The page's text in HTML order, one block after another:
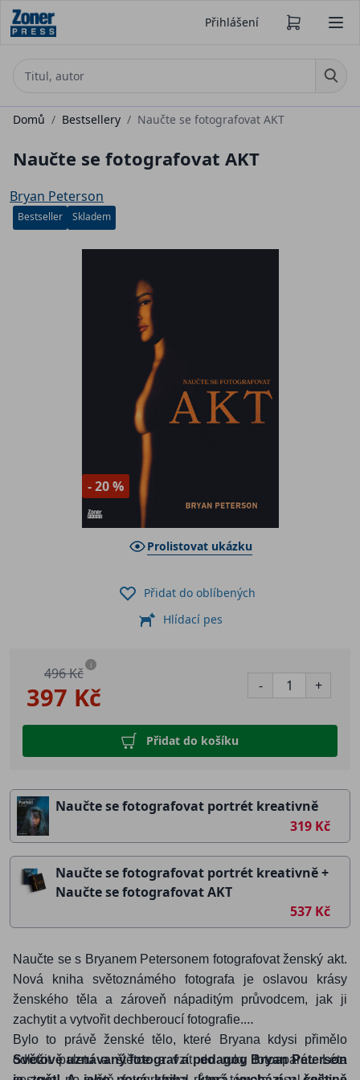
Přihlášení
Domů / Bestsellery / Naučte se fotografovat AKT
Naučte se fotografovat AKT
Bryan Peterson
Bestseller Skladem
- 20 %
Prolistovat ukázku
397 Kč
496 Kč i
- +
Přidat do košíku
Přidat do oblíbených
Hlídací pes
Naučte se fotografovat portrét kreativně
319 Kč
Naučte se fotografovat portrét kreativně +
Naučte se fotografovat AKT
537 Kč
Naučte se s Bryanem Petersonem fotografovat ženský akt.
Nová kniha světoznámého fotografa je oslavou krásy
ženského těla a zároveň nápaditým průvodcem, jak ji
zachytit a vytvořit dechberoucí fotografie.
Světově uznávaný fotograf a pedagog Bryan Peterson
Bylo to právě ženské tělo, které Bryana kdysi přimělo
odložit paletu a štětce a vzít do ruky fotoaparát. Léta